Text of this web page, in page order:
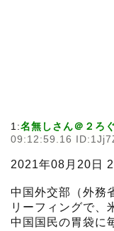
1:名無しさん＠２ろ
09:12:59.16
2021年08月20日
中国外交部（外務
リーフィングで、
中国国民の胃袋に